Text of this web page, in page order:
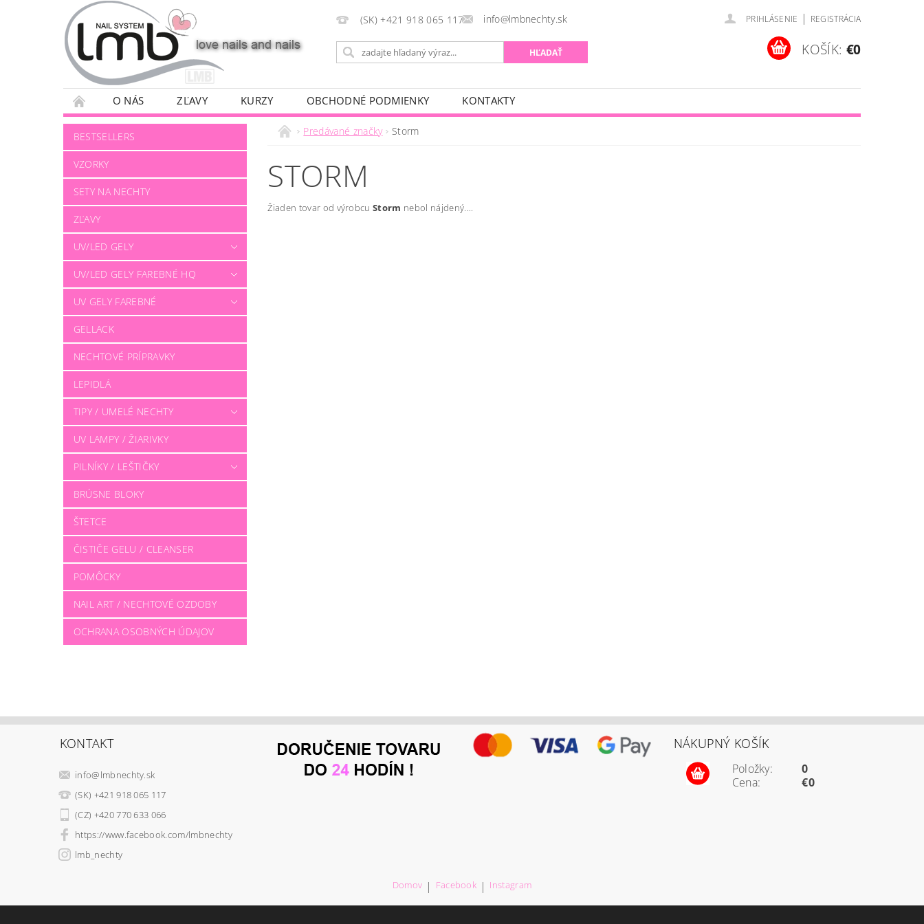
(SK) +421 918 065 117 info@lmbnechty.sk PRIHLÁSENIE | REGISTRÁCIA
KOŠÍK: €0
O NÁS ZĽAVY KURZY OBCHODNÉ PODMIENKY KONTAKTY
BESTSELLERS
VZORKY
SETY NA NECHTY
ZĽAVY
UV/LED GELY
UV/LED GELY FAREBNÉ HQ
UV GELY FAREBNÉ
GELLACK
NECHTOVÉ PRÍPRAVKY
LEPIDLÁ
TIPY / UMELÉ NECHTY
UV LAMPY / ŽIARIVKY
PILNÍKY / LEŠTIČKY
BRÚSNE BLOKY
ŠTETCE
ČISTIČE GELU / CLEANSER
POMÔCKY
NAIL ART / NECHTOVÉ OZDOBY
OCHRANA OSOBNÝCH ÚDAJOV
Predávané značky Storm
STORM
Žiaden tovar od výrobcuStorm nebol nájdený....
KONTAKT
info@lmbnechty.sk
(SK) +421 918 065 117
(CZ) +420 770 633 066
https://www.facebook.com/lmbnechty
lmb_nechty
NÁKUPNÝ KOŠÍK
Položky:
Cena:
0
€0
Domov | Facebook | Instagram